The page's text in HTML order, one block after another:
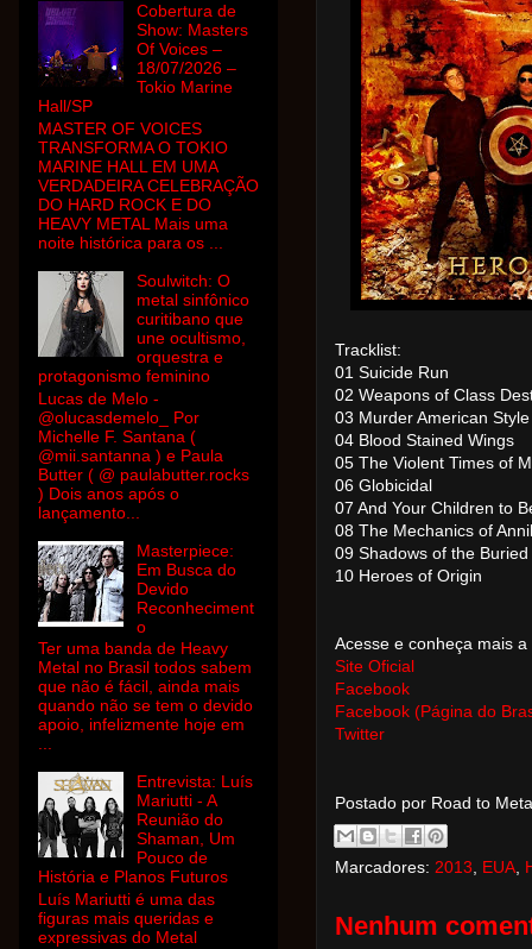
Tracklist:
01 Suicide Run
02 Weapons of Class
03 Murder American Style
04 Blood Stained Wings
05 The Violent Times of
06 Globicidal
07 And Your Children to
08 The Mechanics of
09 Shadows of the Buried
10 Heroes of Origin
Acesse e conheça mais a
Site Oficial
Facebook
Facebook (Página do
Twitter
Postado por Road to
Marcadores: 2013 EUA
Nenhum
Cobertura de
Show: Masters
Of Voices –
18/07/2026 –
Tokio Marine
Hall/SP
MASTER OF VOICES
TRANSFORMA O TOKIO
MARINE HALL EM UMA
VERDADEIRA CELEBRAÇÃO
DO HARD ROCK E DO
HEAVY METAL Mais uma
noite histórica para os ...
Soulwitch: O
metal sinfônico
curitibano que
une ocultismo,
orquestra e
protagonismo feminino
Lucas de Melo -
@olucasdemelo_ Por
Michelle F. Santana (
@mii.santanna ) e Paula
Butter ( @ paulabutter.rocks
) Dois anos após o
lançamento...
Masterpiece:
Em Busca do
Devido
Reconheciment
o
Ter uma banda de Heavy
Metal no Brasil todos sabem
que não é fácil, ainda mais
quando não se tem o devido
apoio, infelizmente hoje em
...
Entrevista: Luís
Mariutti - A
Reunião do
Shaman, Um
Pouco de
História e Planos Futuros
Luís Mariutti é uma das
figuras mais queridas e
expressivas do Metal